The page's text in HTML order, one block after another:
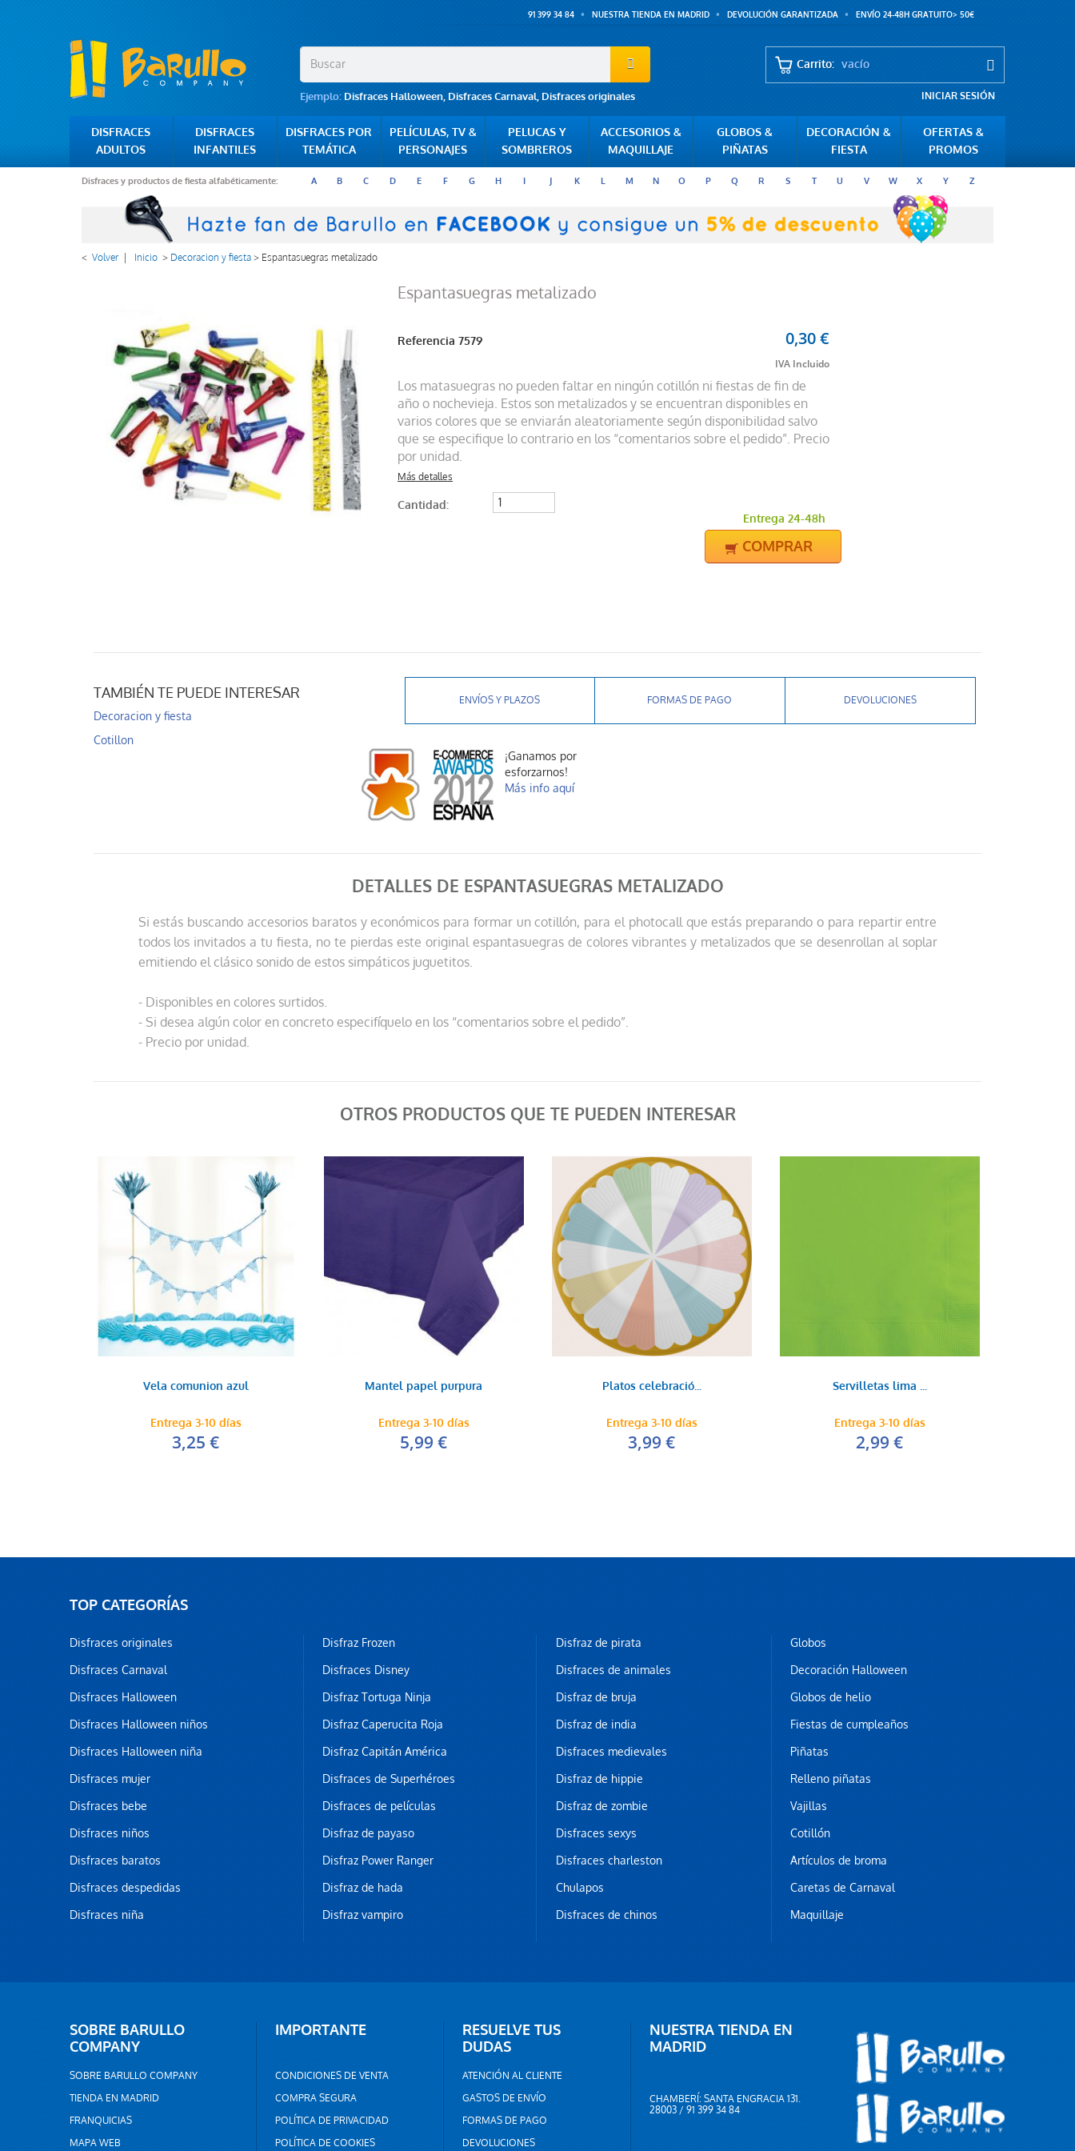
91 399 34 84 NUESTRA TIENDA EN MADRID DEVOLUCIÓN GARANTIZADA ENVÍO 24-48H GRATUITO> 50€
Ejemplo: Disfraces Halloween, Disfraces Carnaval, Disfraces originales
Carrito: vacío
INICIAR SESIÓN
DISFRACES
ADULTOS
DISFRACES
INFANTILES
DISFRACES POR
TEMÁTICA
PELÍCULAS, TV &
PERSONAJES
PELUCAS Y
SOMBREROS
ACCESORIOS &
MAQUILLAJE
GLOBOS &
PIÑATAS
DECORACIÓN &
FIESTA
OFERTAS &
PROMOS
Disfraces y productos de fiesta alfabéticamente: A B C D E F G H I J K L M N O P Q R S T U V W X Y Z
< Volver Inicio > Decoracion y fiesta> Espantasuegras metalizado
Espantasuegras metalizado
Referencia 7579 0,30 €
Los matasuegras no pueden faltar en ningún cotillón ni fiestas de fin de
año o nochevieja. Estos son metalizados y se encuentran disponibles en
varios colores que se enviarán aleatoriamente según disponibilidad salvo
que se especifique lo contrario en los “comentarios sobre el pedido”. Precio
por unidad.
Más detalles
Cantidad:
Entrega 24-48h
COMPRAR
TAMBIÉN TE PUEDE INTERESAR
Decoracion y fiesta
Cotillon
ENVÍOS Y PLAZOS FORMAS DE PAGO DEVOLUCIONES
¡Ganamos por
esforzarnos!
Más info aquí
DETALLES DE ESPANTASUEGRAS METALIZADO
Si estás buscando accesorios baratos y económicos para formar un cotillón, para el photocall que estás preparando o para repartir entre
todos los invitados a tu fiesta, no te pierdas este original espantasuegras de colores vibrantes y metalizados que se desenrollan al soplar
emitiendo el clásico sonido de estos simpáticos juguetitos.
- Disponibles en colores surtidos.
- Si desea algún color en concreto especifíquelo en los “comentarios sobre el pedido”.
- Precio por unidad.
OTROS PRODUCTOS QUE TE PUEDEN INTERESAR
Vela comunion azul
Entrega 3-10 días
3,25 €
Mantel papel purpura
Entrega 3-10 días
5,99 €
Platos celebració...
Entrega 3-10 días
3,99 €
Servilletas lima ...
Entrega 3-10 días
2,99 €
TOP CATEGORÍAS
Disfraces originales
Disfraces Carnaval
Disfraces Halloween
Disfraces Halloween niños
Disfraces Halloween niña
Disfraces mujer
Disfraces bebe
Disfraces niños
Disfraces baratos
Disfraces despedidas
Disfraces niña
Disfraz Frozen
Disfraces Disney
Disfraz Tortuga Ninja
Disfraz Caperucita Roja
Disfraz Capitán América
Disfraces de Superhéroes
Disfraces de películas
Disfraz de payaso
Disfraz Power Ranger
Disfraz de hada
Disfraz vampiro
Disfraz de pirata
Disfraces de animales
Disfraz de bruja
Disfraz de india
Disfraces medievales
Disfraz de hippie
Disfraz de zombie
Disfraces sexys
Disfraces charleston
Chulapos
Disfraces de chinos
Globos
Decoración Halloween
Globos de helio
Fiestas de cumpleaños
Piñatas
Relleno piñatas
Vajillas
Cotillón
Artículos de broma
Caretas de Carnaval
Maquillaje
SOBRE BARULLO
COMPANY
SOBRE BARULLO COMPANY
TIENDA EN MADRID
FRANQUICIAS
MAPA WEB
IMPORTANTE
CONDICIONES DE VENTA
COMPRA SEGURA
POLÍTICA DE PRIVACIDAD
POLÍTICA DE COOKIES
RESUELVE TUS
DUDAS
ATENCIÓN AL CLIENTE
GASTOS DE ENVÍO
FORMAS DE PAGO
DEVOLUCIONES
NUESTRA TIENDA EN
MADRID
CHAMBERÍ: SANTA ENGRACIA 131.
28003 / 91 399 34 84